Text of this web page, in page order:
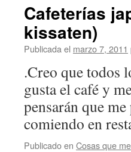
Cafeterías
kissaten)
Publicada el marzo 7, 2011
.Creo que todos
gusta el café y
pensarán que
comiendo en
Publicado en Cosas que